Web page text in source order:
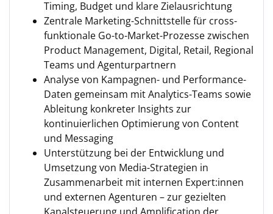
Timing, Budget und klare Zielausrichtung
Zentrale Marketing-Schnittstelle für cross-
funktionale Go-to-Market-Prozesse zwischen
Product Management, Digital, Retail, Regional
Teams und Agenturpartnern
Analyse von Kampagnen- und Performance-
Daten gemeinsam mit Analytics-Teams sowie
Ableitung konkreter Insights zur
kontinuierlichen Optimierung von Content
und Messaging
Unterstützung bei der Entwicklung und
Umsetzung von Media-Strategien in
Zusammenarbeit mit internen Expert:innen
und externen Agenturen – zur gezielten